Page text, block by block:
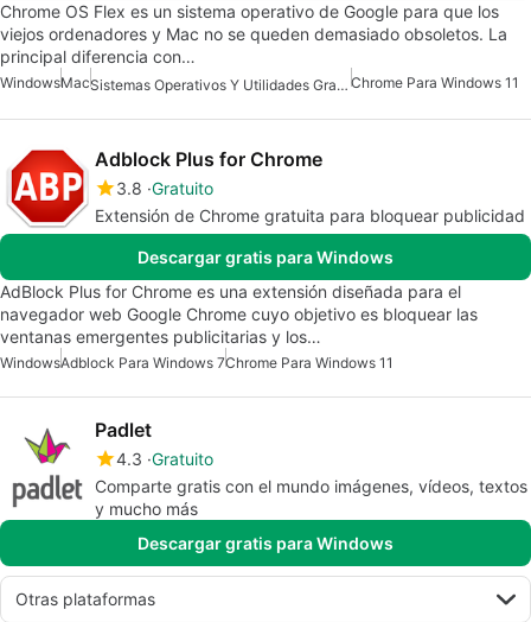
Chrome OS Flex es un sistema operativo de Google para que los
viejos ordenadores y Mac no se queden demasiado obsoletos. La
principal diferencia con…
WindowsMac Sistemas Operativos Y Utilidades Gratis Para Mac Chrome Para Windows 11
Adblock Plus for Chrome
3.8 Gratuito
Extensión de Chrome gratuita para bloquear publicidad
Descargar gratis para Windows
AdBlock Plus for Chrome es una extensión diseñada para el
navegador web Google Chrome cuyo objetivo es bloquear las
ventanas emergentes publicitarias y los…
WindowsAdblock Para Windows 7Chrome Para Windows 11
Padlet
4.3 Gratuito
Comparte gratis con el mundo imágenes, vídeos, textos
y mucho más
Descargar gratis para Windows
Otras plataformas